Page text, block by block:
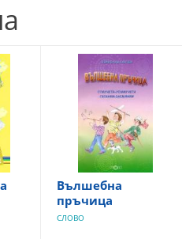
Вълшебна
пръчица
СЛОВО